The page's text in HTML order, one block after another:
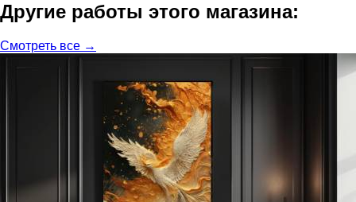
Другие работы этого магазина:
Смотреть все →